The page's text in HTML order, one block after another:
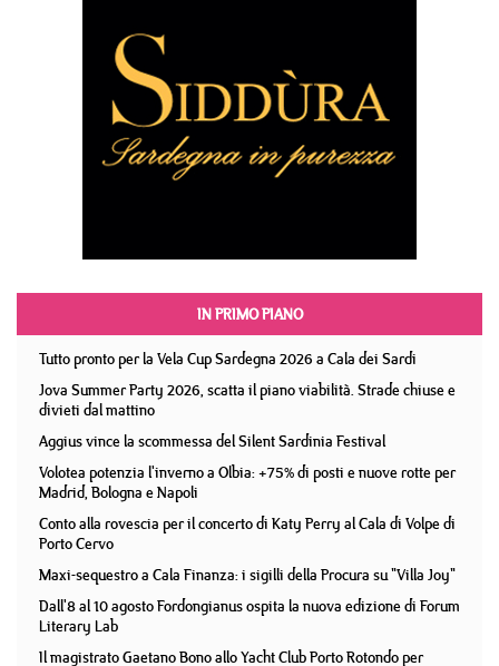
IN PRIMO PIANO
Tutto pronto per la Vela Cup Sardegna 2026 a Cala dei Sardi
Jova Summer Party 2026, scatta il piano viabilità. Strade chiuse e
divieti dal mattino
Aggius vince la scommessa del Silent Sardinia Festival
Volotea potenzia l'inverno a Olbia: +75% di posti e nuove rotte per
Madrid, Bologna e Napoli
Conto alla rovescia per il concerto di Katy Perry al Cala di Volpe di
Porto Cervo
Maxi-sequestro a Cala Finanza: i sigilli della Procura su "Villa Joy"
Dall'8 al 10 agosto Fordongianus ospita la nuova edizione di Forum
Literary Lab
Il magistrato Gaetano Bono allo Yacht Club Porto Rotondo per